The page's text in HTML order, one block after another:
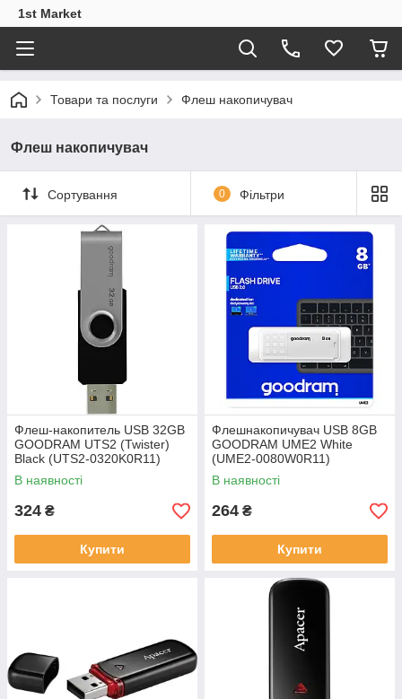
1st Market
Товари та послуги Флеш накопичувач
Флеш накопичувач
Сортування 0 Фільтри
Флеш-накопитель USB 32GB
GOODRAM UTS2 (Twister)
Black (UTS2-0320K0R11)
В наявності
324 ₴
Купити
Флешнакопичувач USB 8GB
GOODRAM UME2 White
(UME2-0080W0R11)
В наявності
264 ₴
Купити